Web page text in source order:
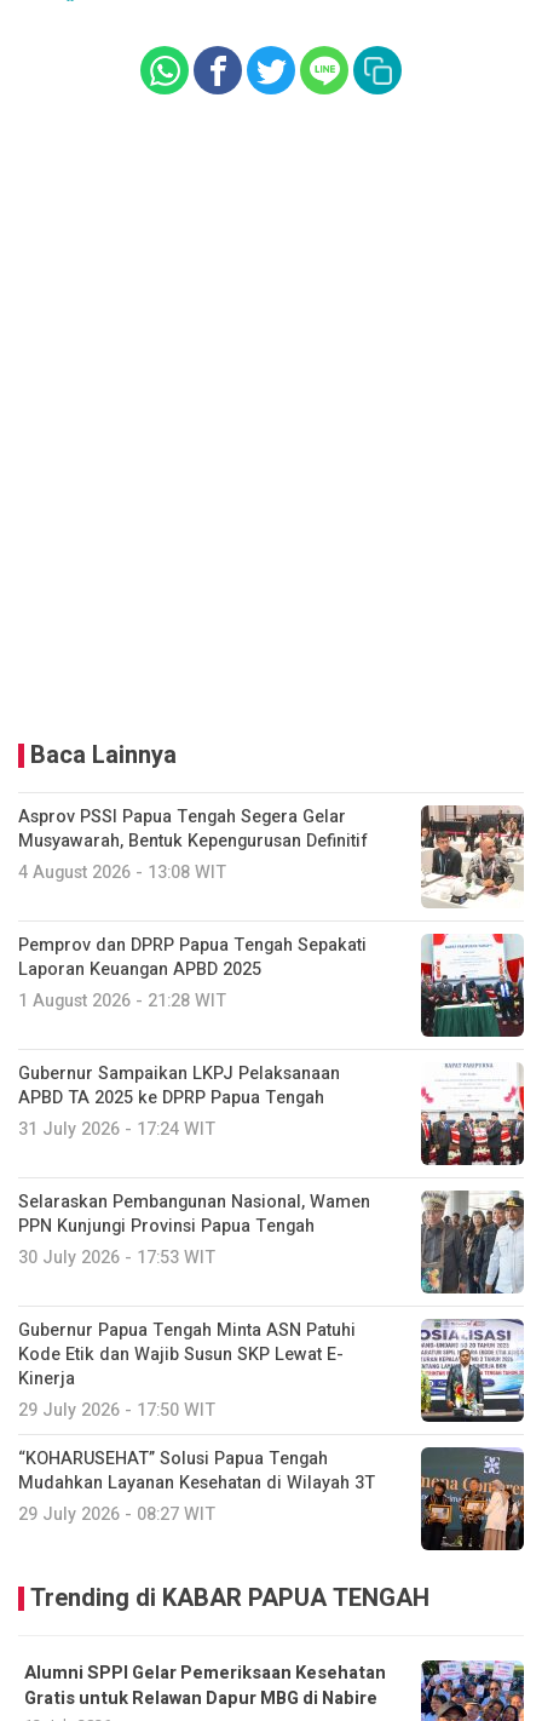
Baca Lainnya
Asprov PSSI Papua Tengah Segera Gelar
Musyawarah, Bentuk Kepengurusan Definitif
4 August 2026 - 13:08 WIT
Pemprov dan DPRP Papua Tengah Sepakati
Laporan Keuangan APBD 2025
1 August 2026 - 21:28 WIT
Gubernur Sampaikan LKPJ Pelaksanaan
APBD TA 2025 ke DPRP Papua Tengah
31 July 2026 - 17:24 WIT
Selaraskan Pembangunan Nasional, Wamen
PPN Kunjungi Provinsi Papua Tengah
30 July 2026 - 17:53 WIT
Gubernur Papua Tengah Minta ASN Patuhi
Kode Etik dan Wajib Susun SKP Lewat E-
Kinerja
29 July 2026 - 17:50 WIT
“KOHARUSEHAT” Solusi Papua Tengah
Mudahkan Layanan Kesehatan di Wilayah 3T
29 July 2026 - 08:27 WIT
Trending di KABAR PAPUA TENGAH
Alumni SPPI Gelar Pemeriksaan Kesehatan
Gratis untuk Relawan Dapur MBG di Nabire